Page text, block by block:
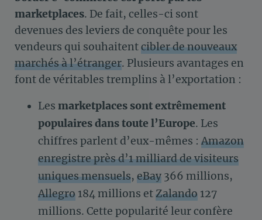
marketplaces. De fait, celles-ci sont
devenues des leviers de conquête pour les
vendeurs qui souhaitentcibler de nouveaux
marchés à l’étranger. Plusieurs avantages en
font de véritables tremplins à l’exportation :
Les marketplaces sont extrêmement
populaires dans toute l’Europe. Les
chiffres parlent d’eux-mêmes : Amazon
enregistre près d’1 milliard de visiteurs
uniques mensuels, eBay 366 millions,
Allegro 184 millions etZalando 127
millions. Cette popularité leur confère